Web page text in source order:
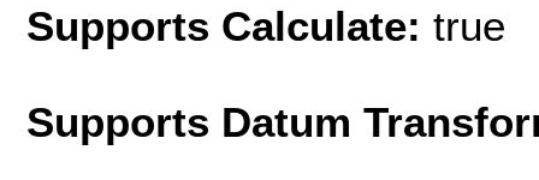
Supports Calculate: true
Supports Datum